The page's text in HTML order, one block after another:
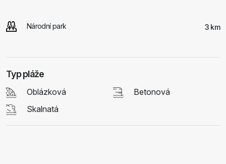
Národní park 3 km
Typ pláže
Oblázková
Betonová
Skalnatá